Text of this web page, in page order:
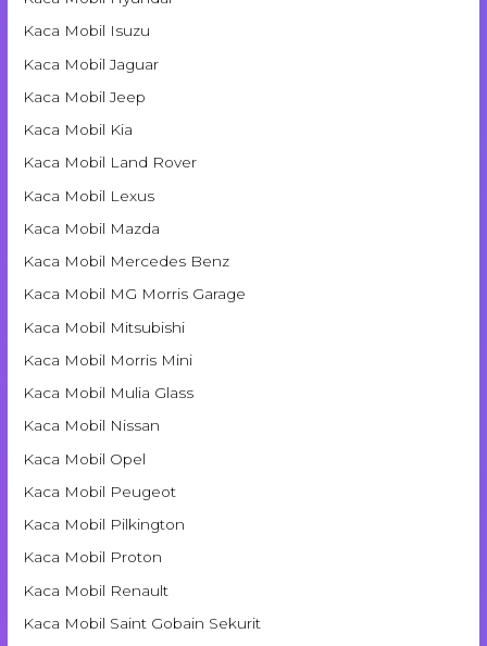
Kaca Mobil Isuzu
Kaca Mobil Jaguar
Kaca Mobil Jeep
Kaca Mobil Kia
Kaca Mobil Land Rover
Kaca Mobil Lexus
Kaca Mobil Mazda
Kaca Mobil Mercedes Benz
Kaca Mobil MG Morris Garage
Kaca Mobil Mitsubishi
Kaca Mobil Morris Mini
Kaca Mobil Mulia Glass
Kaca Mobil Nissan
Kaca Mobil Opel
Kaca Mobil Peugeot
Kaca Mobil Pilkington
Kaca Mobil Proton
Kaca Mobil Renault
Kaca Mobil Saint Gobain Sekurit